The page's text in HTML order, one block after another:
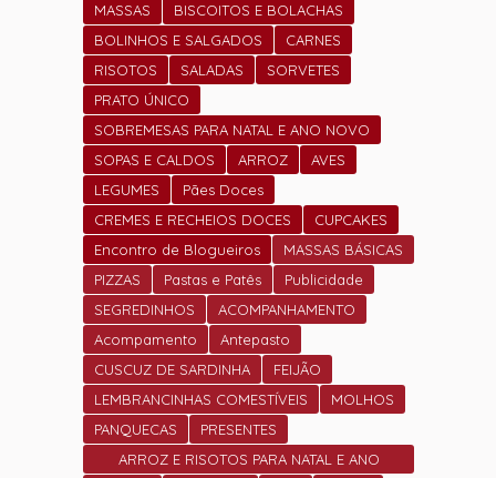
MASSAS
BISCOITOS E BOLACHAS
BOLINHOS E SALGADOS
CARNES
RISOTOS
SALADAS
SORVETES
PRATO ÚNICO
SOBREMESAS PARA NATAL E ANO NOVO
SOPAS E CALDOS
ARROZ
AVES
LEGUMES
Pães Doces
CREMES E RECHEIOS DOCES
CUPCAKES
Encontro de Blogueiros
MASSAS BÁSICAS
PIZZAS
Pastas e Patês
Publicidade
SEGREDINHOS
ACOMPANHAMENTO
Acompamento
Antepasto
CUSCUZ DE SARDINHA
FEIJÃO
LEMBRANCINHAS COMESTÍVEIS
MOLHOS
PANQUECAS
PRESENTES
ARROZ E RISOTOS PARA NATAL E ANO